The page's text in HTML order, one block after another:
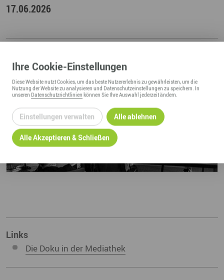
17.06.2026
Links
Die Doku in der Mediathek
Ihre Cookie-Einstellungen
DieseWebsitenutzt Cookies, um das beste Nutzererlebnis zu gewährleisten, um die
Nutzung derWebsitezu analysieren und Datenschutzeinstellungen zu speichern. In
unseren Datenschutzrichtlinien können Sie Ihre Auswahl jederzeit ändern.
Einstellungen verwalten Alle ablehnen
Alle Akzeptieren & Schließen